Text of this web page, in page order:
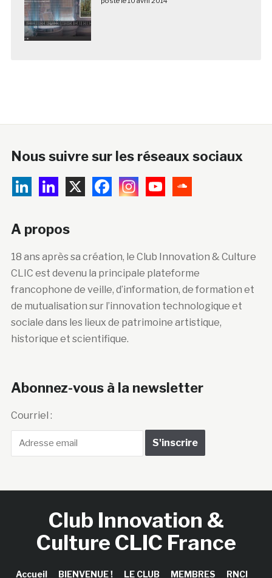
Nous suivre sur les réseaux sociaux
A propos
18 ans après sa création, le Club Innovation & Culture
CLIC est devenu la principale plateforme
francophone de veille, d’information, de formation et
de mutualisation sur l’innovation technologique et
sociale dans les lieux de patrimoine artistique,
historique et scientifique.
Abonnez-vous à la newsletter
Courriel :
Club Innovation &
Culture CLIC France
Accueil BIENVENUE ! LE CLUB MEMBRES RNCI